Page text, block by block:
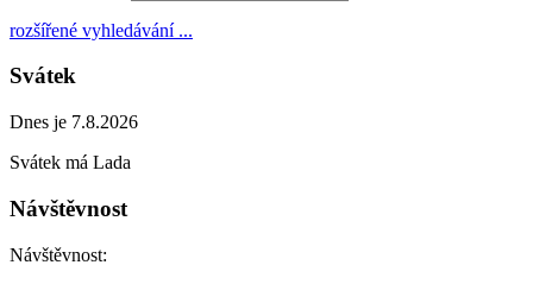
rozšířené vyhledávání ...
Svátek
Dnes je 7.8.2026
Svátek má Lada
Návštěvnost
Návštěvnost: